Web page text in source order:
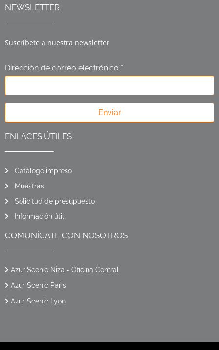
NEWSLETTER
Suscríbete a nuestra newsletter
Dirección de correo electrónico *
Enviar
ENLACES ÚTILES
Catálogo impreso
Muestras
Solicitud de presupuesto
Información útil
COMUNÍCATE CON NOSOTROS
Azur Scenic Niza - Oficina Central
Azur Scenic Paris
Azur Scenic Lyon